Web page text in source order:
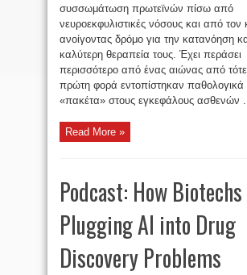
συσσωμάτωση πρωτεϊνών πίσω από
νευροεκφυλιστικές νόσους και από τον
ανοίγοντας δρόμο για την κατανόηση
καλύτερη θεραπεία τους. Έχει περάσει
περισσότερο από ένας αιώνας από
πρώτη φορά εντοπίστηκαν παθολογικά
«πακέτα» στους εγκεφάλους ασθενών ...
Read More »
Podcast: How
Plugging AI into Drug
Discovery Problems